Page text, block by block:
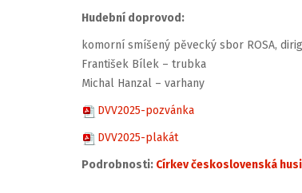
Hudební doprovod:
komorní smíšený pěvecký sbor ROSA,
František Bílek – trubka
Michal Hanzal – varhany
DVV2025-pozvánka
DVV2025-plakát
Podrobnosti: Církev československá